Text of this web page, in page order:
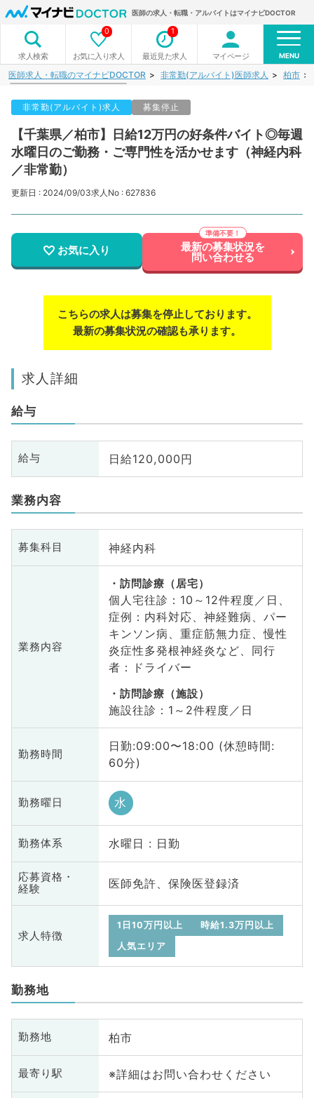
医師の求人・転職・アルバイトはマイナビDOCTOR
求人検索 お気に入り求人
0
最近見た求人
1
マイページ MENU
医師求人・転職のマイナビDOCTOR 非常勤(アルバイト)医師求人 柏市
非常勤(アルバイト)求人 募集停止
【千葉県／柏市】日給12万円の好条件バイト◎毎週
水曜日のご勤務・ご専門性を活かせます（神経内科
／非常勤）
更新日 : 2024/09/03求人No : 627836
お気に入り 最新の募集状況を
問い合わせる
こちらの求人は募集を停止しております。
最新の募集状況の確認も承ります。
求人詳細
給与
給与 日給120,000円
業務内容
募集科目 神経内科
業務内容
訪問診療（居宅）
個人宅往診：10～12件程度／日、
症例：内科対応、神経難病、パー
キンソン病、重症筋無力症、慢性
炎症性多発根神経炎など、同行
者：ドライバー
訪問診療（施設）
施設往診：1～2件程度／日
勤務時間
日勤:09:00〜18:00 (休憩時間:
60分)
勤務曜日 水
勤務体系 水曜日 : 日勤
応募資格・
経験
医師免許、保険医登録済
求人特徴
1日10万円以上
時給1.3万円以上
人気エリア
勤務地
勤務地 柏市
最寄り駅 ※詳細はお問い合わせください